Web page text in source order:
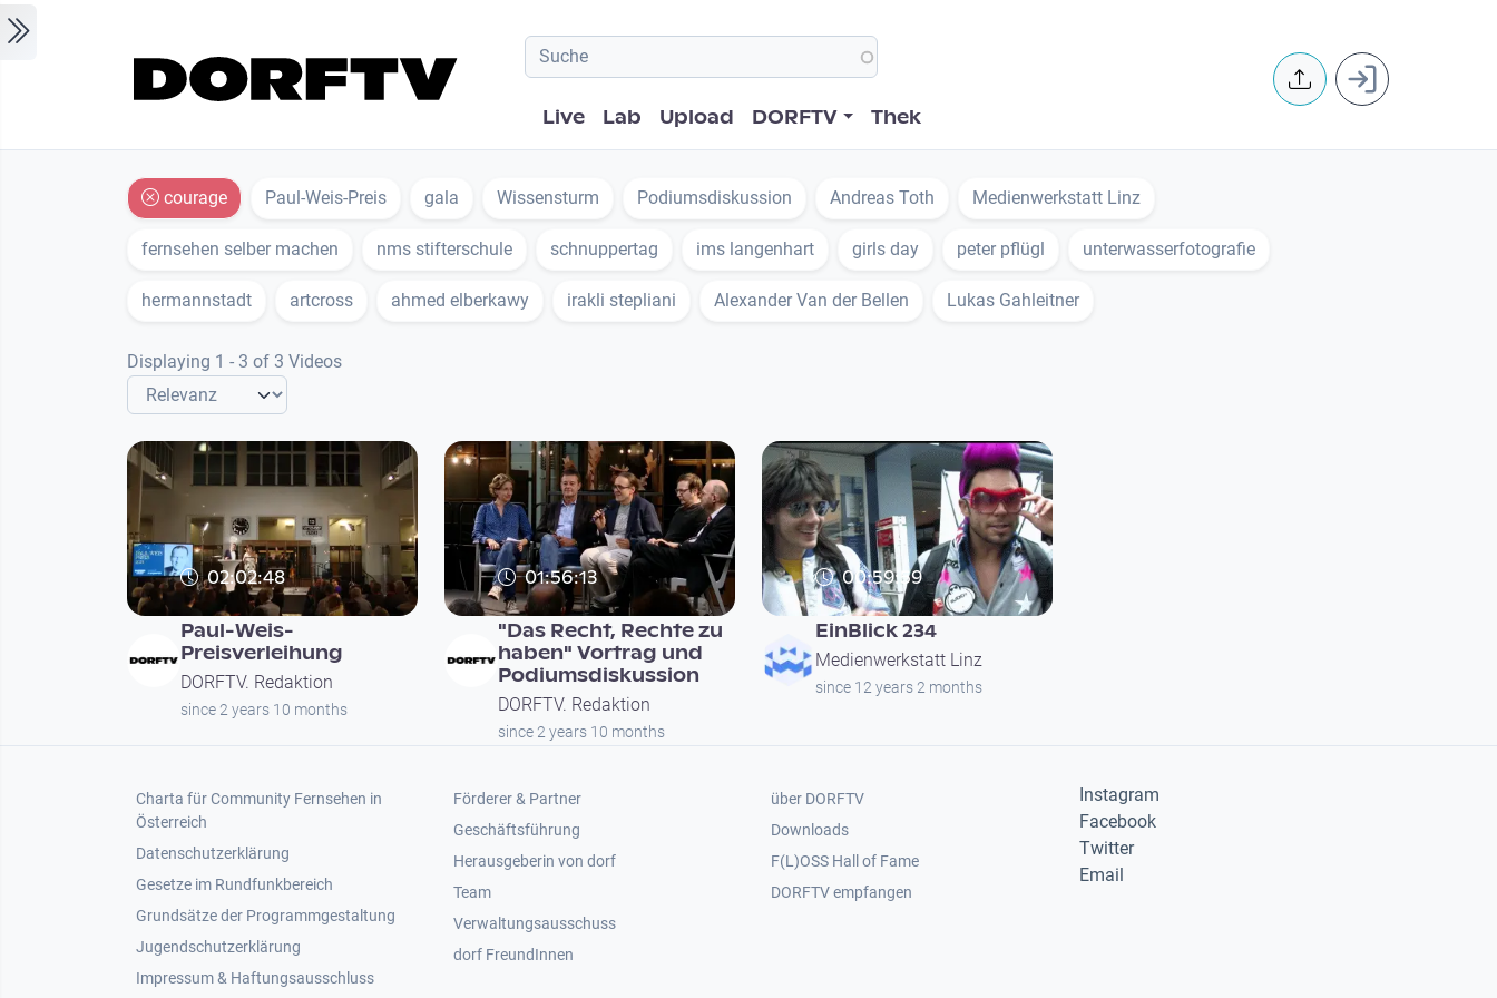
Hauptnavigation
Live Lab Upload DORFTV Thek
User
courage Paul-Weis-Preis gala Wissensturm Podiumsdiskussion Andreas Toth Medienwerkstatt Linz
fernsehen selber machen nms stifterschule schnuppertag ims langenhart girls day peter pflügl unterwasserfotografie
hermannstadt artcross ahmed elberkawy irakli stepliani Alexander Van der Bellen Lukas Gahleitner
Displaying 1 - 3 of 3 Videos
02:02:48
Paul-Weis-
Preisverleihung
DORFTV. Redaktion
since 2 years 10 months
01:56:13
"Das Recht, Rechte zu
haben" Vortrag und
Podiumsdiskussion
DORFTV. Redaktion
since 2 years 10 months
00:59:59
EinBlick 234
Medienwerkstatt Linz
since 12 years 2 months
Footer 1
Charta für Community Fernsehen in
Österreich
Datenschutzerklärung
Gesetze im Rundfunkbereich
Grundsätze der Programmgestaltung
Jugendschutzerklärung
Impressum & Haftungsausschluss
Footer 2
Förderer & Partner
Geschäftsführung
Herausgeberin von dorf
Team
Verwaltungsausschuss
dorf FreundInnen
Footer 3
über DORFTV
Downloads
F(L)OSS Hall of Fame
Footer 4
DORFTV empfangen
Instagram
Facebook
Twitter
Email